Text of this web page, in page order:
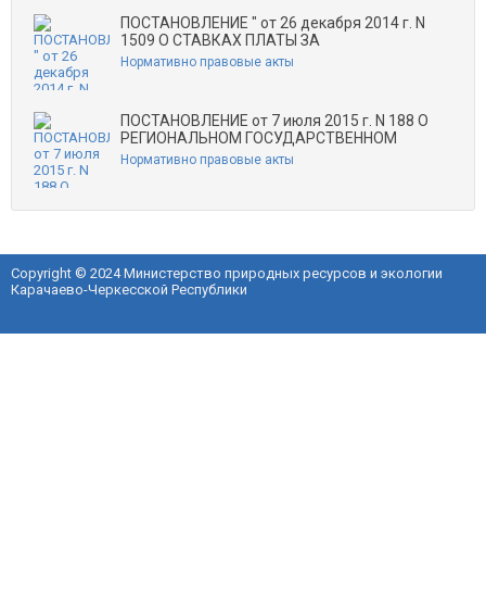
ПОСТАНОВЛЕНИЕ " от 26 декабря 2014 г. N
1509 О СТАВКАХ ПЛАТЫ ЗА
Нормативно правовые акты
ПОСТАНОВЛЕНИЕ от 7 июля 2015 г. N 188 О
РЕГИОНАЛЬНОМ ГОСУДАРСТВЕННОМ
Нормативно правовые акты
Copyright © 2024 Министерство природных ресурсов и экологии
Карачаево-Черкесской Республики